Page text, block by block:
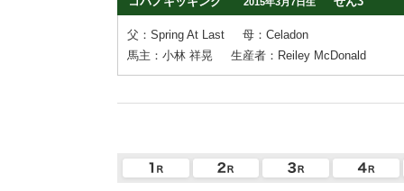
父：Spring At Last
母：Celadon
馬主：小林 祥晃
生産者：Reiley McDonald